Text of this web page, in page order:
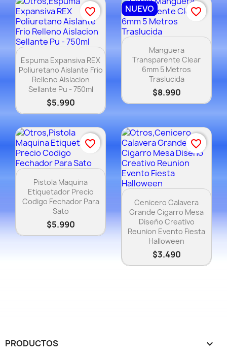
Vista rápida
Espuma Expansiva REX
Poliuretano Aislante Frio
Relleno Aislacion
Sellante Pu - 750ml
$5.990
favorite_border
Vista rápida
Manguera
Transparente Clear
6mm 5 Metros
Traslucida
$8.990
NUEVO favorite_border
Vista rápida
Pistola Maquina
Etiquetador Precio
Codigo Fechador Para
Sato
$5.990
favorite_border
Vista rápida
Cenicero Calavera
Grande Cigarro Mesa
Diseño Creativo
Reunion Evento Fiesta
Halloween
$3.490
favorite_border
PRODUCTOS 